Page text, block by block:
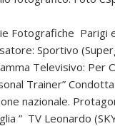
Fotografiche Parigi
Sportivo
Televisivo: Per
Trainer”
nazionale.
” TV Leonardo